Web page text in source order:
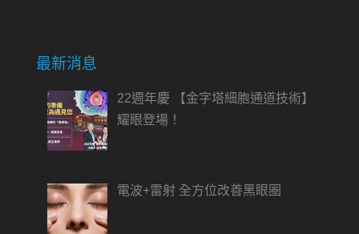
最新消息
22週年慶 【金字塔細胞通道技術】
耀眼登場！
電波+雷射 全方位改善黑眼圈